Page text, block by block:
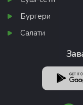
Бургери
Салати